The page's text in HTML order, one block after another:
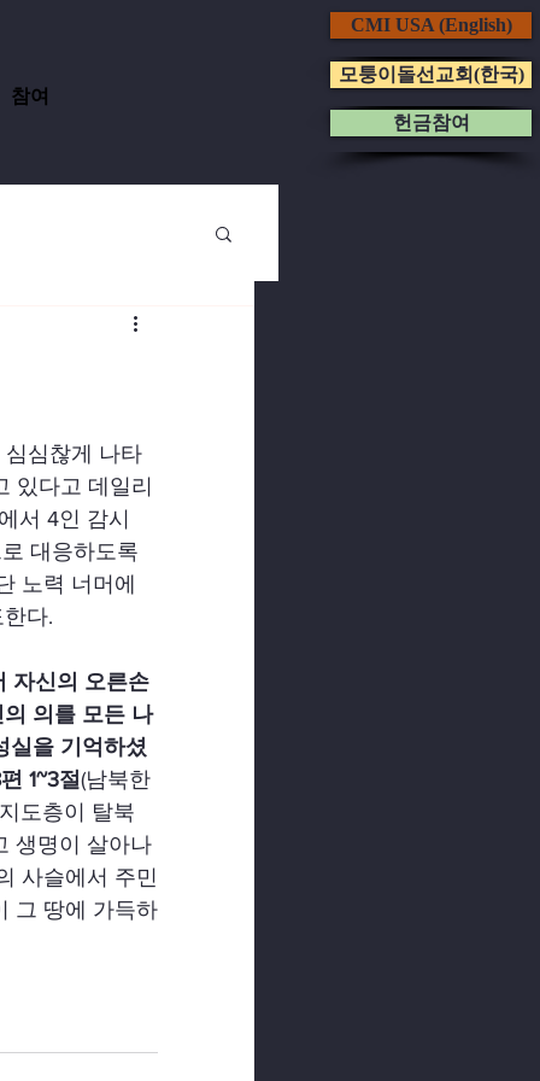
CMI USA (English)
참여
모퉁이돌선교회(한국)
헌금참여
심찮게 나타
있다고 데일리
서 4인 감시
대응하도록
노력 너머에
다.
자신의 오른손
의를 모든 나
실을 기억하셨
1~3절(남북한
도층이 탈북
생명이 살아나
사슬에서 주민
그 땅에 가득하